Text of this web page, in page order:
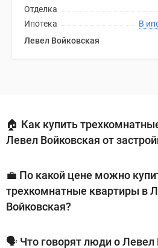
Отделка
Ипотека
Левел Войковская
🏠 Как купить
Левел Войковская от
💼 По какой цене можно
трехкомнатные квартиры в
Войковская?
🗣 Что говорят люди о Левел